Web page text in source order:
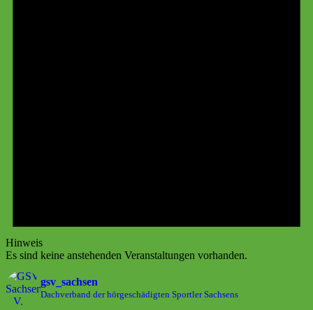
Hinweis
Es sind keine anstehenden Veranstaltungen vorhanden.
gsv_sachsen
Dachverband der hörgeschädigten Sportler Sachsens